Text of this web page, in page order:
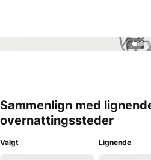
1 / 62
Sammenlign med
overnattingssteder
Valgt Lignende